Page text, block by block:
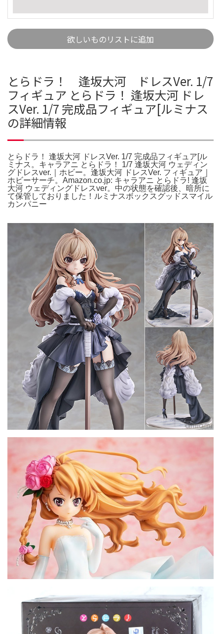
欲しいものリストに追加
とらドラ！ 逢坂大河 ドレスVer. 1/7
フィギュア とらドラ！ 逢坂大河 ドレ
スVer. 1/7 完成品フィギュア[ルミナス
の詳細情報
とらドラ！ 逢坂大河 ドレスVer. 1/7 完成品フィギュア[ル
ミナス。キャラアニ とらドラ！ 1/7 逢坂大河 ウェディン
グドレスver.｜ホビー。逢坂大河 ドレスVer. フィギュア｜
ホビーサーチ。Amazon.co.jp: キャラアニ とらドラ! 逢坂
大河 ウェディングドレスver。中の状態を確認後、暗所に
て保管しておりました！ルミナスボックスグッドスマイル
カンパニー